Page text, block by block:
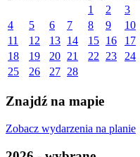
1
2
3
4
5 6 7 8 9
10
11
12 13 14 15 16
17
18
19 20 21 22 23
24
25
26 27 28
Znajdź na mapie
Zobacz wydarzenia na planie